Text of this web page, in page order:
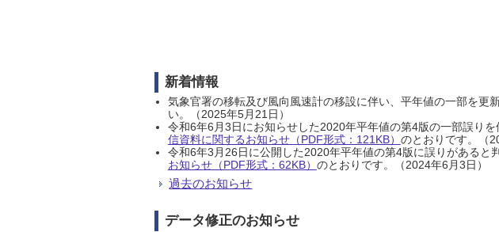
新着情報
気象官署の移転及び風向風速計の移設に伴い、平年値の一部を更
い。（2025年5月21日）
令和6年6月3日にお知らせした2020年平年値の第4版の一部誤り
信資料に関するお知らせ（PDF形式：121KB） のとおりです。（
令和6年3月26日に公開した2020年平年値の第4版に誤りがある
お知らせ（PDF形式：62KB） のとおりです。（2024年6月3日）
過去のお知らせ
データ修正のお知らせ